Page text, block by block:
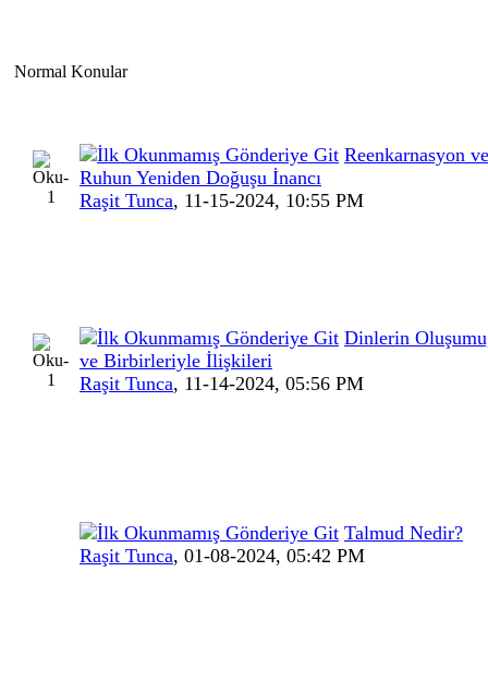
Normal Konular
Reenkarnasyon
Ruhun Yeniden Doğuşu İnancı
Raşit Tunca, 11-15-2024, 10:55 PM
Dinlerin
ve Birbirleriyle İlişkileri
Raşit Tunca, 11-14-2024, 05:56 PM
Talmud Nedir?
Raşit Tunca, 01-08-2024, 05:42 PM